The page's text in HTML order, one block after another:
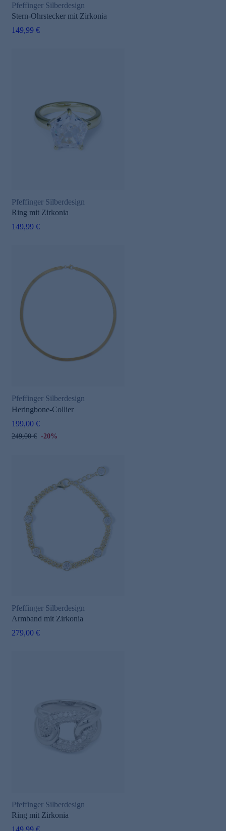
Pfeffinger Silberdesign
Stern-Ohrstecker mit Zirkonia
149,99 €
Pfeffinger Silberdesign
Ring mit Zirkonia
149,99 €
Pfeffinger Silberdesign
Heringbone-Collier
199,00 €
249,00 € -20%
Pfeffinger Silberdesign
Armband mit Zirkonia
279,00 €
Pfeffinger Silberdesign
Ring mit Zirkonia